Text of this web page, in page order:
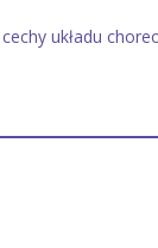
układu